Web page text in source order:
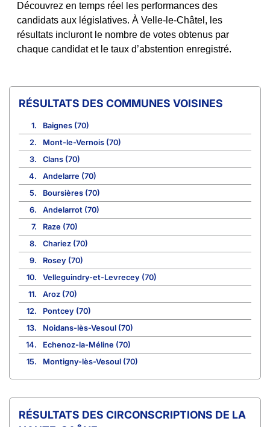
Découvrez en temps réel les performances des
candidats aux législatives. À Velle-le-Châtel, les
résultats incluront le nombre de votes obtenus par
chaque candidat et le taux d’abstention enregistré.
COMMUNES VOISINES
1.
Baignes (70)
2.
Mont-le-Vernois (70)
3.
Clans (70)
4.
Andelarre (70)
5.
Boursières (70)
6.
Andelarrot (70)
7.
Raze (70)
8.
Chariez (70)
9.
Rosey (70)
10.
Velleguindry-et-Levrecey (70)
11.
Aroz (70)
12.
Pontcey (70)
13.
Noidans-lès-Vesoul (70)
14.
Echenoz-la-Méline (70)
15.
Montigny-lès-Vesoul (70)
CIRCONSCRIPTIONS DE LA